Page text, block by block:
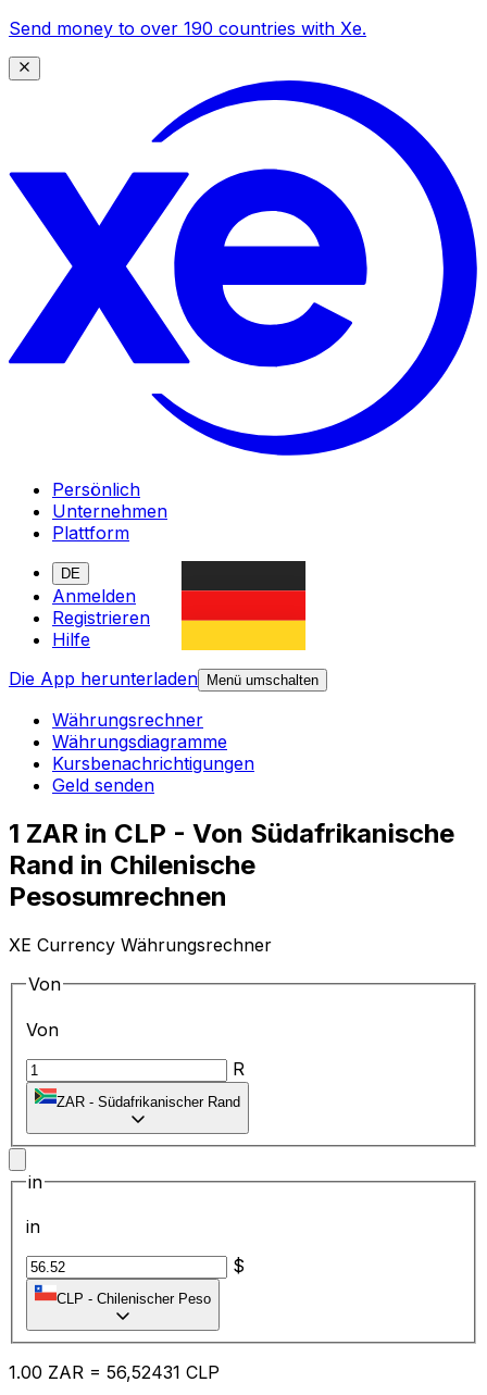
Send money to over 190 countries with Xe.
Persönlich
Unternehmen
Plattform
DE
Anmelden
Registrieren
Hilfe
Die App herunterladen
Menü umschalten
Währungsrechner
Währungsdiagramme
Kursbenachrichtigungen
Geld senden
1 ZAR in CLP - Von Südafrikanische
Rand in Chilenische
Pesosumrechnen
XE Currency Währungsrechner
Von
Von
R
ZAR - Südafrikanischer Rand
in
in
$
CLP - Chilenischer Peso
1.00 ZAR = 56,52431 CLP